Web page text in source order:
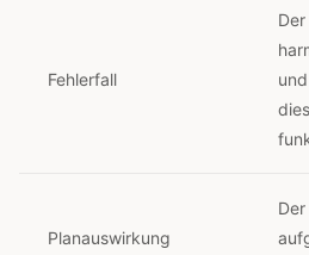
Fehlerfall
Planauswirkung